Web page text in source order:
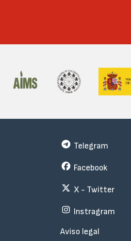
Subfooter
Telegram
Facebook
X - Twitter
Instragram
Aviso legal